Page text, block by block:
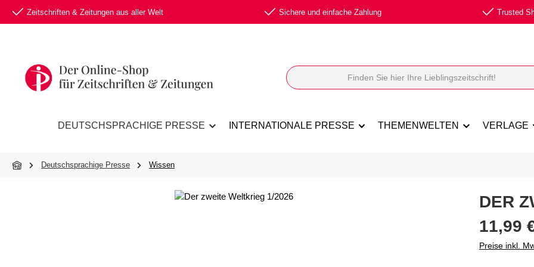
Hauptinhalt springen
Zur Suche springen
Zur Hauptnavigation springen
Zeitschriften & Zeitungen aus aller Welt Sichere und einfache Zahlung Trusted
DEUTSCHSPRACHIGE PRESSE INTERNATIONALE PRESSE THEMENWELTEN VERLAGE
Deutschsprachige Presse Wissen
DER
Regulärer
11,99
Preise inkl.